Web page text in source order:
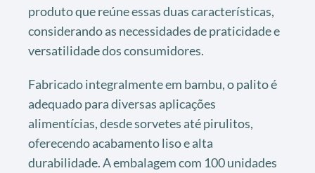
produto que reúne essas duas características,
considerando as necessidades de praticidade e
versatilidade dos consumidores.
Fabricado integralmente em bambu, o palito é
adequado para diversas aplicações
alimentícias, desde sorvetes até pirulitos,
oferecendo acabamento liso e alta
durabilidade. A embalagem com 100 unidades